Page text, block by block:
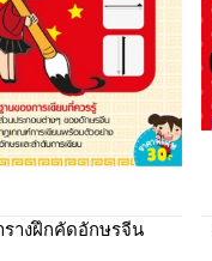
รางฝึกคัดอักษรจีน